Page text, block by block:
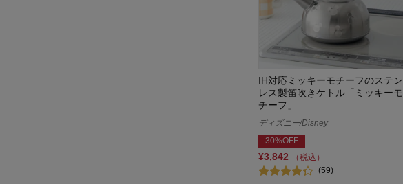
IH対応ミッキーモチーフのステン
レス製笛吹きケトル「ミッキーモ
チーフ」
ディズニー/Disney
30%OFF
¥3,842
（税込）
(59)